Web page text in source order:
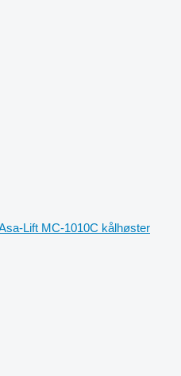
Lift MC-1010C kålhøster